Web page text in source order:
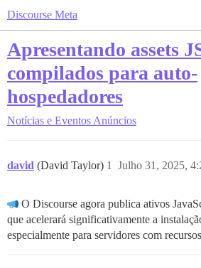
Discourse Meta
Apresentando assets
compilados para auto-
hospedadores
Notícias e Eventos Anúncios
david (David Taylor) Julho 31, 2025,
1
O Discourse agora publica ativos
que acelerará significativamente a
especialmente para servidores com